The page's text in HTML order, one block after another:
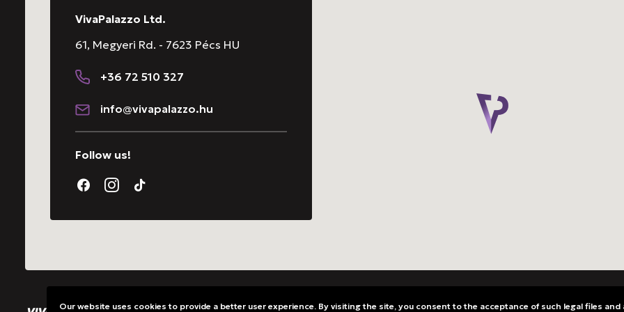
VivaPalazzo Ltd.
61, Megyeri Rd. - 7623 Pécs HU
+36 72 510 327
info@vivapalazzo.hu
Follow us!
Our website uses cookies to provide a better user experience. By visiting the site, you consent to the acceptance of such legal files and